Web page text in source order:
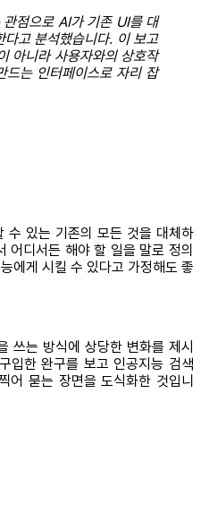
점으로 AI가 기존 UI를 대
고 분석했습니다. 이 보고
아니라 사용자와의 상호작
드는 인터페이스로 자리 잡
있는 기존의 모든 것을 대체하
어디서든 해야 할 일을 말로 정의
에게 시킬 수 있다고 가정해도 좋
쓰는 방식에 상당한 변화를 제시
입한 완구를 보고 인공지능 검색
어 묻는 장면을 도식화한 것입니